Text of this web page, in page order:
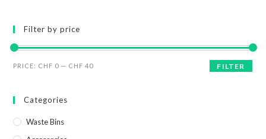
Filter by price
FILTER
PRICE: CHF 0 — CHF 40
Categories
Waste Bins